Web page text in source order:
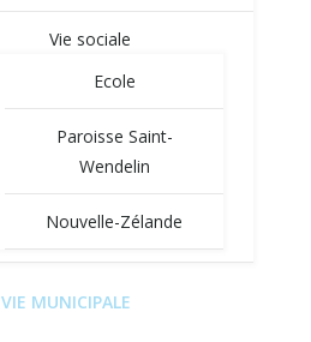
Vie sociale
Ecole
Paroisse Saint-
Wendelin
Nouvelle-Zélande
VIE MUNICIPALE